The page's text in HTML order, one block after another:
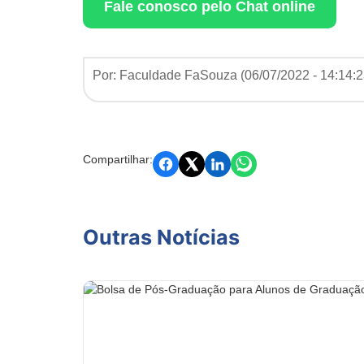
Fale conosco pelo Chat online
Por: Faculdade FaSouza (06/07/2022 -
Compartilhar:
Outras Notícias